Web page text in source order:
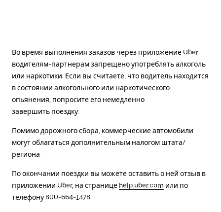
Во время выполнения заказов через приложение Uber
водителям-партнерам запрещено употреблять алкоголь
или наркотики. Если вы считаете, что водитель находится
в состоянии алкогольного или наркотического
опьянения, попросите его немедленно
завершить поездку.
Помимо дорожного сбора, коммерческие автомобили
могут облагаться дополнительным налогом штата/
региона.
По окончании поездки вы можете оставить о ней отзыв в
приложении Uber, на странице help.uber.com или по
телефону 800-664-1378.